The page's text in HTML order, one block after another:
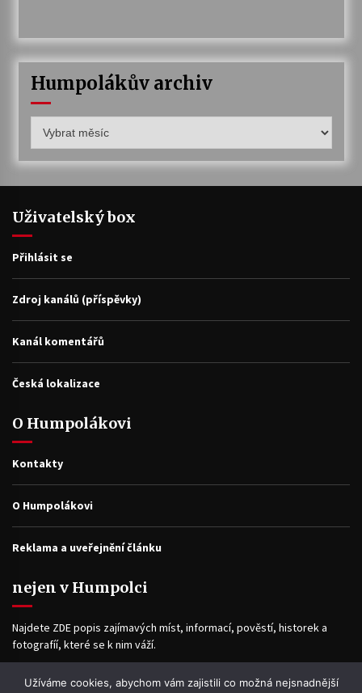
Humpolákův archiv
archiv
Uživatelský box
Přihlásit se
Zdroj kanálů (příspěvky)
Kanál komentářů
Česká lokalizace
O Humpolákovi
Kontakty
O Humpolákovi
Reklama a uveřejnění článku
nejen v Humpolci
Najdete ZDE popis zajímavých míst, informací, pověstí, historek a
fotografíí, které se k nim váží.
Užíváme cookies, abychom vám zajistili co možná nejsnadnější